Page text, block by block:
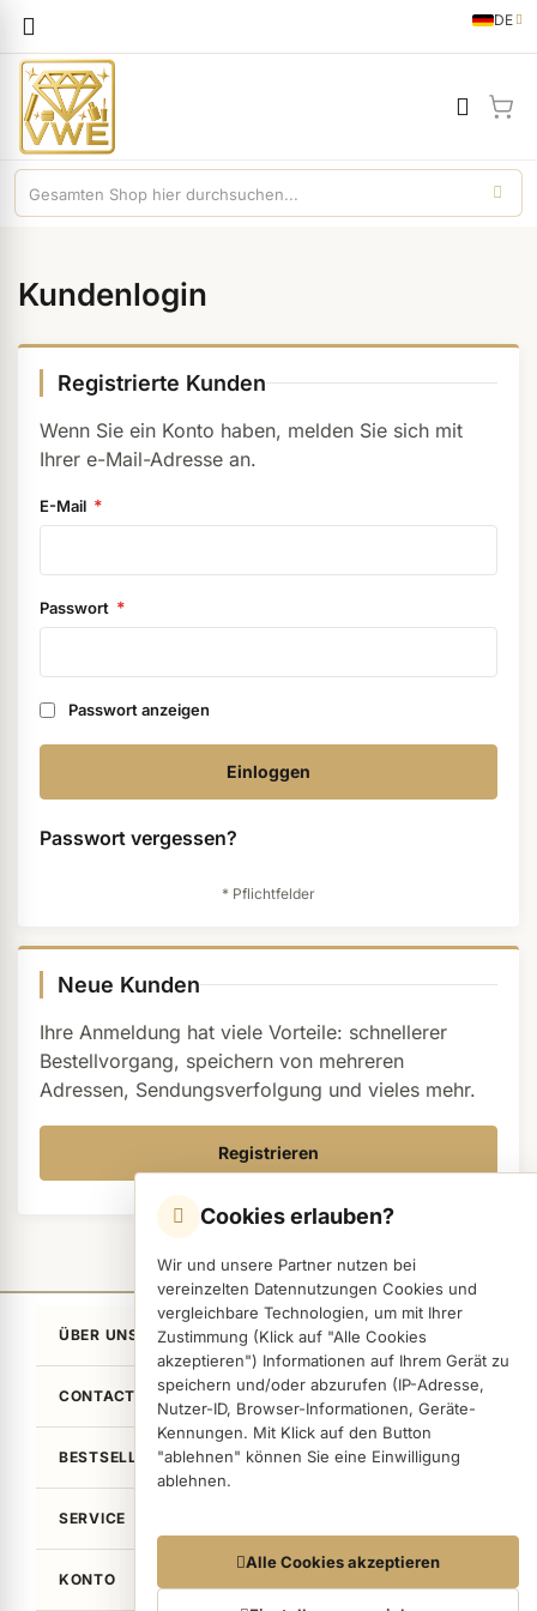
Cookies erlauben?
Wir und unsere Partner nutzen bei
vereinzelten Datennutzungen Cookies und
vergleichbare Technologien, um mit Ihrer
Zustimmung (Klick auf "Alle Cookies
akzeptieren") Informationen auf Ihrem Gerät zu
speichern und/oder abzurufen (IP-Adresse,
Nutzer-ID, Browser-Informationen, Geräte-
Kennungen. Mit Klick auf den Button
"ablehnen" können Sie eine Einwilligung
ablehnen.
Datennutzungen
Wir arbeiten mit Partnern zusammen, die von
Alle Cookies akzeptieren
Sprache
DE
German
Weihnachtsmarkt anzeigen
Farbgele anzeigen
Nagellack & Flüssigkeiten anzeigen
NailArt anzeigen
Nagelfeilen, Werkzeuge, Tips & Zubehör anzeigen
Skintrix anzeigen
Hand- & Körperpflege anzeigen
Füße & Zehenringe anzeigen
Beauty Accessoires anzeigen
Kundenlogin
Registrierte Kunden
Wenn Sie ein Konto haben, melden Sie sich mit
Ihrer e-Mail-Adresse an.
E-Mail
Passwort
Passwort anzeigen
Einloggen
Passwort vergessen?
Neue Kunden
Ihre Anmeldung hat viele Vorteile: schnellerer
Bestellvorgang, speichern von mehreren
Adressen, Sendungsverfolgung und vieles mehr.
Registrieren
ÜBER UNS
CONTACT
BESTSELLER
SERVICE
KONTO